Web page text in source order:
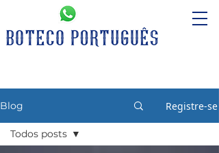
Blog Registre-se
Todos posts